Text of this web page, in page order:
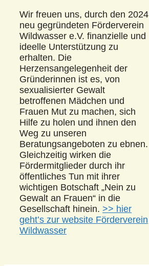
Wir freuen uns, durch den 2024
neu gegründeten Förderverein
Wildwasser e.V. finanzielle und
ideelle Unterstützung zu
erhalten. Die
Herzensangelegenheit der
Gründerinnen ist es, von
sexualisierter Gewalt
betroffenen Mädchen und
Frauen Mut zu machen, sich
Hilfe zu holen und ihnen den
Weg zu unseren
Beratungsangeboten zu ebnen.
Gleichzeitig wirken die
Fördermitglieder durch ihr
öffentliches Tun mit ihrer
wichtigen Botschaft „Nein zu
Gewalt an Frauen“ in die
Gesellschaft hinein. >> hier
geht’s zur website Förderverein
Wildwasser